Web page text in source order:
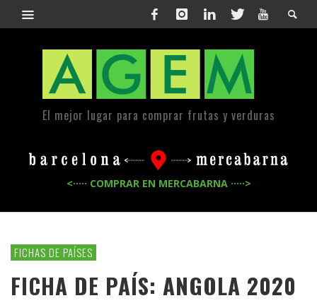
El mejor lugar para comprar frutas y verduras
<····· COMPRAR EN MERCABARNA ·····>
FICHAS DE PAÍSES
FICHA DE PAÍS: ANGOLA 2020